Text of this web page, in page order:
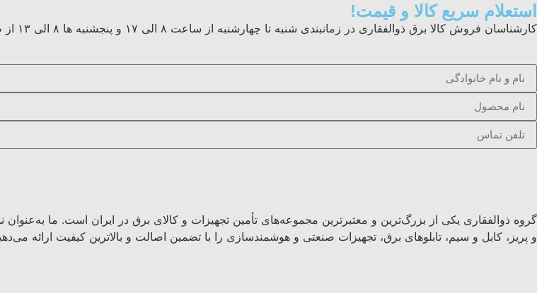
استعلام سریع کالا و قیمت!
کارشناسان فروش کالا برق ذوالفقاری در زمانبندی شنبه تا چهارشنبه از ساعت ۸ الی ۱۷ و پنجشنبه ها ۸ الی ۱۳ از طریق
گروه ذوالفقاری یکی از بزرگ‌ترین و معتبرترین مجموعه‌های تأمین تجهیزات و کالای برق در ایران است. ما
و پریز، کابل و سیم، تابلوهای برق، تجهیزات صنعتی و هوشمندسازی را با تضمین اصالت و بالاترین کیفیت ارائه